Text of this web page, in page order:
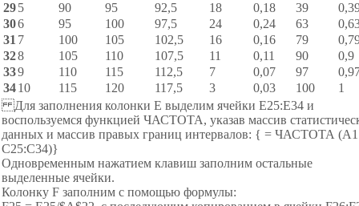
295 90 95 92,5 18 0,18 39
306 95 100 97,5 24 0,24 63
31 7 100 105 102,5 16 0,16 79
328 105 110 107,5 11 0,11 90
0,9
339 110 115 112,5 7 0,07 97
3410 115 120 117,5 3 0,03 100
1
Для заполнения колонки Е выделим ячейки Е25:Е34 и
воспользуемся функцией ЧАСТОТА, указав массив
данных и массив правых границ интервалов: { = ЧАСТОТА
C25:C34)}
Одновременным нажатием клавиш заполним остальные
выделенные ячейки.
Колонку F заполним с помощью формулы: